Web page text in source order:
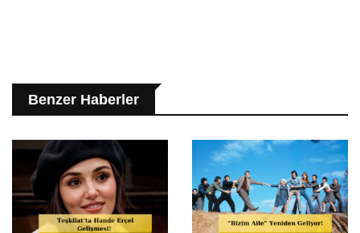
Benzer Haberler